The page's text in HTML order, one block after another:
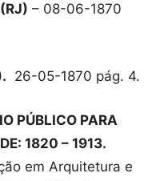
– 08-06-1870
26-05-1870 pág. 4.
PÚBLICO PARA
1820 – 1913.
em Arquitetura e